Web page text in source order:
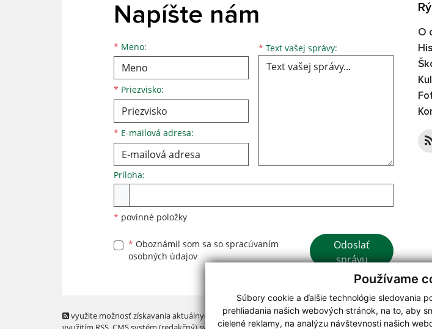
Používame
Súbory cookie a ďalšie technológie sledovania
prehliadania našich webových stránok, na to, aby
cielené reklamy, na analýzu návštevnosti našich
Napíšte nám
* Meno:
Meno
* Priezvisko:
Priezvisko
* E-mailová adresa:
E-mailová adresa * Text vašej správy: Text vašej správy...
Príloha:
* povinné položky
* Oboznámil som sa so spracúvaním
osobných údajov
Google reCaptcha
Odoslať
správu
O
využite možnosť získavania aktuálnych informácií s